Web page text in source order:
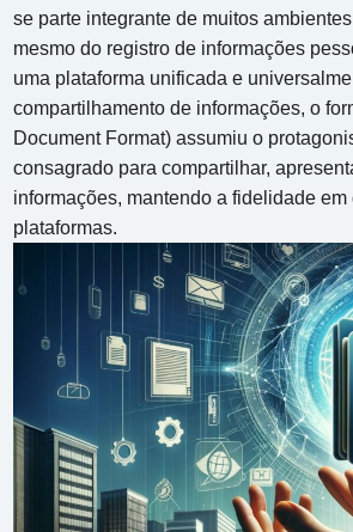
se parte integrante de muitos
mesmo do registro de informações
uma plataforma unificada e
compartilhamento de informações, o
Document Format) assumiu o
consagrado para compartilhar,
informações, mantendo a fidelidade em
plataformas.